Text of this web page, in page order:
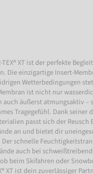
TEX® XT ist der perfekte
Die einzigartige Insert-
Wetterbedingungen
ist nicht nur
äußerst atmungsaktiv –
Tragegefühl. Dank seiner
passt sich der Reusch
an und bietet dir
schnelle
auch bei
beim Skifahren oder
XT ist dein zuverlässiger